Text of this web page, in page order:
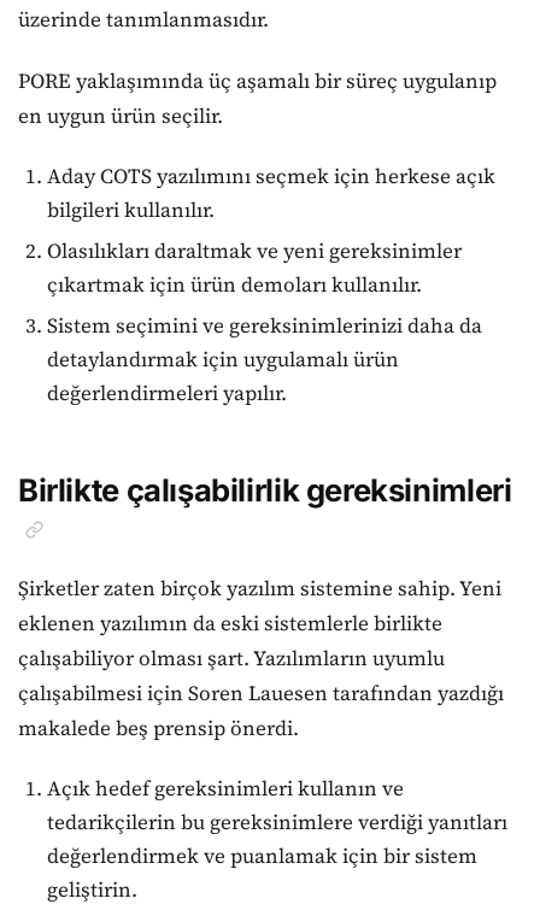
üzerinde tanımlanmasıdır.
PORE yaklaşımında üç aşamalı bir süreç uygulanıp
en uygun ürün seçilir.
Aday COTS yazılımını seçmek için herkese açık
bilgileri kullanılır.
Olasılıkları daraltmak ve yeni gereksinimler
çıkartmak için ürün demoları kullanılır.
Sistem seçimini ve gereksinimlerinizi daha da
detaylandırmak için uygulamalı ürün
değerlendirmeleri yapılır.
Birlikte çalışabilirlik gereksinimleri
Şirketler zaten birçok yazılım sistemine sahip. Yeni
eklenen yazılımın da eski sistemlerle birlikte
çalışabiliyor olması şart. Yazılımların uyumlu
çalışabilmesi için Soren Lauesen tarafından yazdığı
makalede beş prensip önerdi.
Açık hedef gereksinimleri kullanın ve
tedarikçilerin bu gereksinimlere verdiği yanıtları
değerlendirmek ve puanlamak için bir sistem
geliştirin.